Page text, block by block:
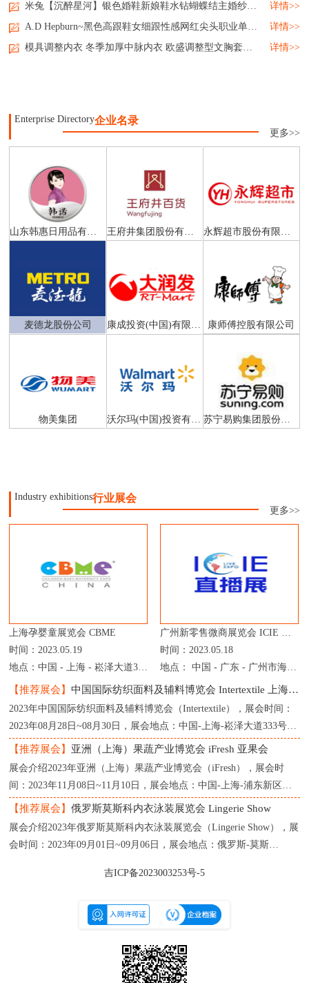
米兔【沉醉星河】银色婚鞋新娘鞋水钻蝴蝶结主婚纱高跟鞋高级...
详情>>
A.D Hepburn~黑色高跟鞋女细跟性感网红尖头职业单鞋工作鞋通勤ol...
详情>>
模具调整内衣 冬季加厚中脉内衣 欧盛调整型文胸套装厂家...
详情>>
Enterprise Directory企业名录
更多>>
王府井集团股份有限公司
麦德龙股份公司 康成投资(中国)有限公司 康师傅控股有限公司
物美集团 沃尔玛(中国)投资有限公司
Industry exhibitions行业展会
更多>>
上海孕婴童展览会 CBME
时间：2023.05.19
地点：中国 - 上海 - 崧泽大道333号 - 上海国家会展中心
广州新零售微商展览会 ICIE 中国网红直播电商交易展览会
时间：2023.05.18
地点： 中国 - 广东 - 广州市海珠区新港东路1000号 - 广州保利世贸博览馆
【推荐展会】中国国际纺织面料及辅料博览会 Intertextile 上海纺织展
2023年中国国际纺织面料及辅料博览会（Intertextile），展会时间：
2023年08月28日~08月30日，展会地点：中国-上海-崧泽大道333号-
上海国家会展中心，主办方：中国国际贸促会纺织行业分
【推荐展会】 亚洲（上海）果蔬产业博览会 iFresh 亚果会
展会介绍2023年亚洲（上海）果蔬产业博览会（iFresh），展会时
间：2023年11月08日~11月10日，展会地点：中国-上海-浦东新区龙
阳路2345号-上海新国际博览中心，主办方：亚果会（上海）
【推荐展会】俄罗斯莫斯科内衣泳装展览会 Lingerie Show
展会介绍2023年俄罗斯莫斯科内衣泳装展览会（Lingerie Show），展
会时间：2023年09月01日~09月06日，展会地点：俄罗斯-莫斯
吉ICP备2023003253号-5